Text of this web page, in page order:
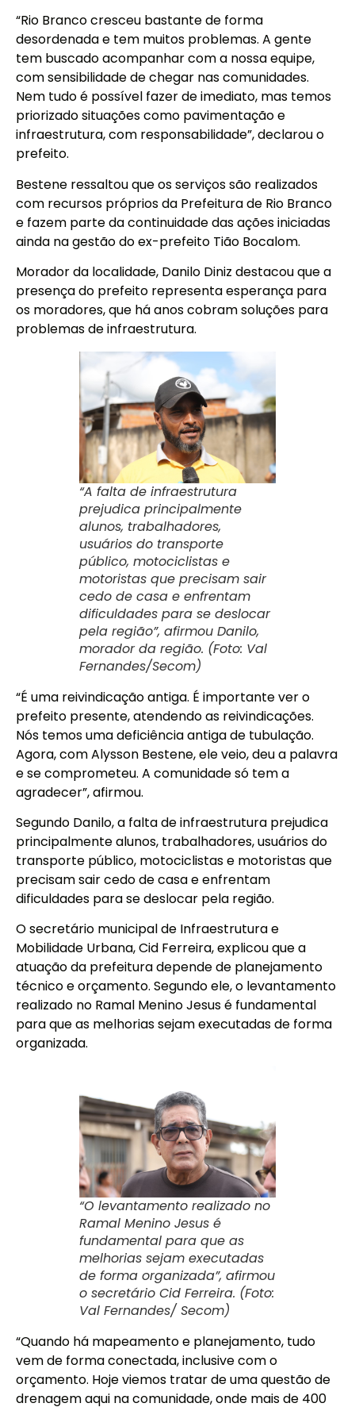
“Rio Branco cresceu bastante de forma
desordenada e tem muitos problemas. A gente
tem buscado acompanhar com a nossa equipe,
com sensibilidade de chegar nas comunidades.
Nem tudo é possível fazer de imediato, mas temos
priorizado situações como pavimentação e
infraestrutura, com responsabilidade”, declarou o
prefeito.
Bestene ressaltou que os serviços são realizados
com recursos próprios da Prefeitura de Rio Branco
e fazem parte da continuidade das ações iniciadas
ainda na gestão do ex-prefeito Tião Bocalom.
Morador da localidade, Danilo Diniz destacou que a
presença do prefeito representa esperança para
os moradores, que há anos cobram soluções para
problemas de infraestrutura.
“A falta de infraestrutura
prejudica principalmente
alunos, trabalhadores,
usuários do transporte
público, motociclistas e
motoristas que precisam sair
cedo de casa e enfrentam
dificuldades para se deslocar
pela região”, afirmou Danilo,
morador da região. (Foto: Val
Fernandes/Secom)
“É uma reivindicação antiga. É importante ver o
prefeito presente, atendendo as reivindicações.
Nós temos uma deficiência antiga de tubulação.
Agora, com Alysson Bestene, ele veio, deu a palavra
e se comprometeu. A comunidade só tem a
agradecer”, afirmou.
Segundo Danilo, a falta de infraestrutura prejudica
principalmente alunos, trabalhadores, usuários do
transporte público, motociclistas e motoristas que
precisam sair cedo de casa e enfrentam
dificuldades para se deslocar pela região.
O secretário municipal de Infraestrutura e
Mobilidade Urbana, Cid Ferreira, explicou que a
atuação da prefeitura depende de planejamento
técnico e orçamento. Segundo ele, o levantamento
realizado no Ramal Menino Jesus é fundamental
para que as melhorias sejam executadas de forma
organizada.
“O levantamento realizado no
Ramal Menino Jesus é
fundamental para que as
melhorias sejam executadas
de forma organizada”, afirmou
o secretário Cid Ferreira. (Foto:
Val Fernandes/ Secom)
“Quando há mapeamento e planejamento, tudo
vem de forma conectada, inclusive com o
orçamento. Hoje viemos tratar de uma questão de
drenagem aqui na comunidade, onde mais de 400